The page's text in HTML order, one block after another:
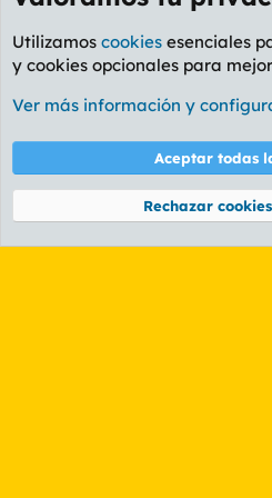
Foro General
Cookies
PL OLDSTYLE
Términos y reglas
Community platform by XenForo® © 2010-
Utilizamos cookies esenciales
y cookies opcionales para
Ver más información y
Aceptar todas
Rechazar